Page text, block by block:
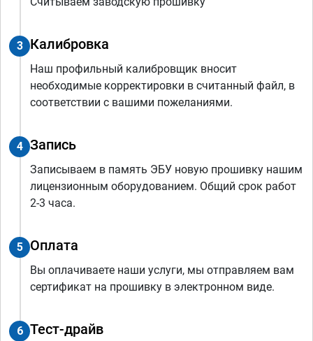
3 Калибровка
Наш профильный калибровщик вносит
необходимые корректировки в считанный файл, в
соответствии с вашими пожеланиями.
4 Запись
Записываем в память ЭБУ новую прошивку нашим
лицензионным оборудованием. Общий срок работ
2-3 часа.
5 Оплата
Вы оплачиваете наши услуги, мы отправляем вам
сертификат на прошивку в электронном виде.
6 Тест-драйв